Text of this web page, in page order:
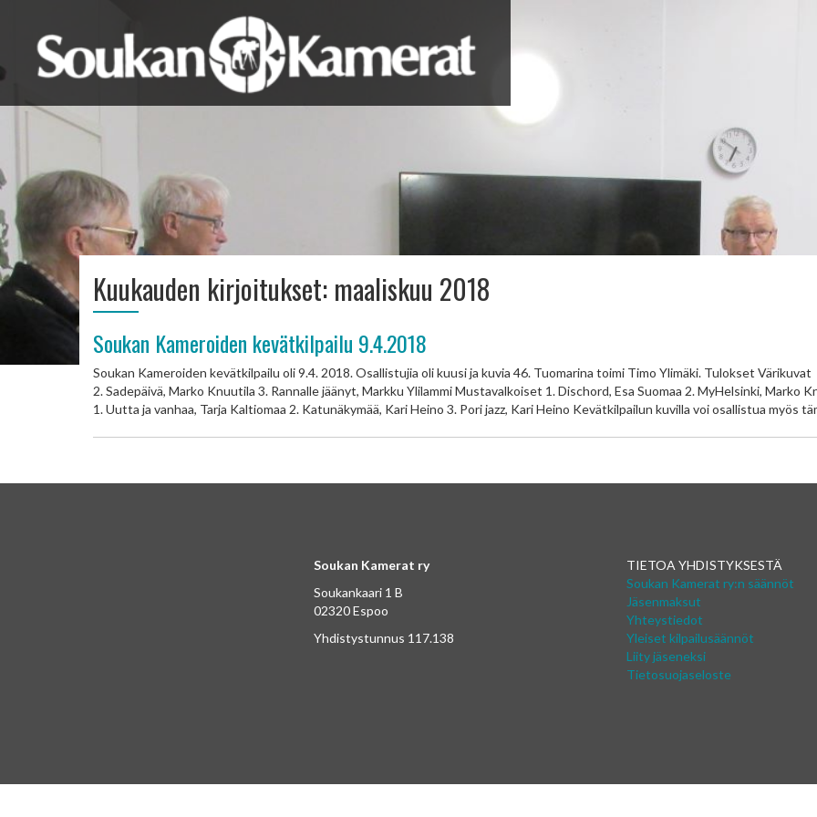
Kuukauden kirjoitukset: maaliskuu 2018
Soukan Kameroiden kevätkilpailu 9.4.2018
Soukan Kameroiden kevätkilpailu oli 9.4. 2018. Osallistujia oli kuusi ja kuvia 46. Tuomarina toimi Timo Ylimäki. Tulokset Värikuvat
2. Sadepäivä, Marko Knuutila 3. Rannalle jäänyt, Markku Ylilammi Mustavalkoiset 1. Dischord, Esa Suomaa 2. MyHelsinki, Marko
1. Uutta ja vanhaa, Tarja Kaltiomaa 2. Katunäkymää, Kari Heino 3. Pori jazz, Kari Heino Kevätkilpailun kuvilla voi osallistua myös
Soukan Kamerat ry
Soukankaari 1 B
02320 Espoo
Yhdistystunnus 117.138
TIETOA YHDISTYKSESTÄ
Soukan Kamerat ry:n säännöt
Jäsenmaksut
Yhteystiedot
Yleiset kilpailusäännöt
Liity jäseneksi
Tietosuojaseloste